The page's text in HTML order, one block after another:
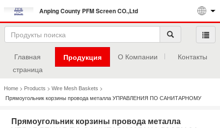
Anping County PFM Screen CO.,Ltd
Главная
страница
Продукция О Компании Контакты
Home > Products > Wire Mesh Baskets >
Прямоугольник корзины провода металла УПРАВЛЕНИЯ ПО САНИТАРНОМУ
Прямоугольник корзины провода металла